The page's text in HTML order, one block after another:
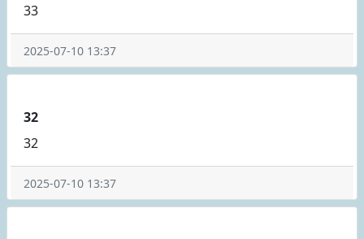
33
2025-07-10 13:37
32
32
2025-07-10 13:37